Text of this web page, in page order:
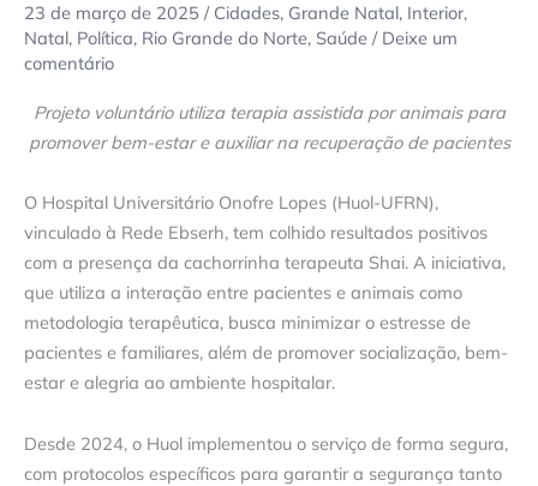
23 de março de 2025 / Cidades, Grande Natal, Interior,
Natal, Política, Rio Grande do Norte, Saúde / Deixe um
comentário
Projeto voluntário utiliza terapia assistida por animais para
promover bem-estar e auxiliar na recuperação de pacientes
O Hospital Universitário Onofre Lopes (Huol-UFRN),
vinculado à Rede Ebserh, tem colhido resultados positivos
com a presença da cachorrinha terapeuta Shai. A iniciativa,
que utiliza a interação entre pacientes e animais como
metodologia terapêutica, busca minimizar o estresse de
pacientes e familiares, além de promover socialização, bem-
estar e alegria ao ambiente hospitalar.
Desde 2024, o Huol implementou o serviço de forma segura,
com protocolos específicos para garantir a segurança tanto